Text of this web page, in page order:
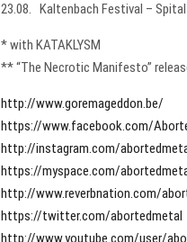
23.08. Kaltenbach Festival –
* with KATAKLYSM
** “The Necrotic Manifesto”
http://www.goremageddon.be/
https://www.facebook.com/
http://instagram.com/
https://myspace.com/
http://www.reverbnation.com/
https://twitter.com/abortedmetal
http://www.youtube.com/user/